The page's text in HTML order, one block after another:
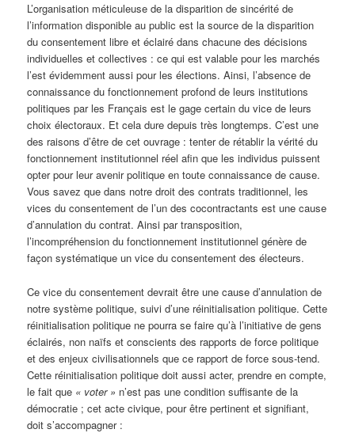
L’organisation méticuleuse de la disparition de sincérité de
l’information disponible au public est la source de la disparition
du consentement libre et éclairé dans chacune des décisions
individuelles et collectives : ce qui est valable pour les marchés
l’est évidemment aussi pour les élections. Ainsi, l’absence de
connaissance du fonctionnement profond de leurs institutions
politiques par les Français est le gage certain du vice de leurs
choix électoraux. Et cela dure depuis très longtemps. C’est une
des raisons d’être de cet ouvrage : tenter de rétablir la vérité du
fonctionnement institutionnel réel afin que les individus puissent
opter pour leur avenir politique en toute connaissance de cause.
Vous savez que dans notre droit des contrats traditionnel, les
vices du consentement de l’un des cocontractants est une cause
d’annulation du contrat. Ainsi par transposition,
l’incompréhension du fonctionnement institutionnel génère de
façon systématique un vice du consentement des électeurs.
Ce vice du consentement devrait être une cause d’annulation de
notre système politique, suivi d’une réinitialisation politique. Cette
réinitialisation politique ne pourra se faire qu’à l’initiative de gens
éclairés, non naïfs et conscients des rapports de force politique
et des enjeux civilisationnels que ce rapport de force sous-tend.
Cette réinitialisation politique doit aussi acter, prendre en compte,
le fait que « voter » n’est pas une condition suffisante de la
démocratie ; cet acte civique, pour être pertinent et signifiant,
doit s’accompagner :